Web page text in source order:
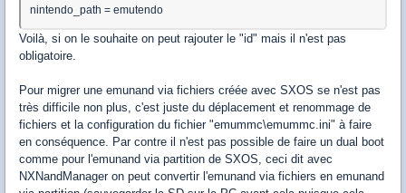
nintendo_path = emutendo
Voilà, si on le souhaite on peut rajouter le "id" mais il n'est pas
obligatoire.
Pour migrer une emunand via fichiers créée avec SXOS se n'est pas
très difficile non plus, c'est juste du déplacement et renommage de
fichiers et la configuration du fichier "emummc\emummc.ini" à faire
en conséquence. Par contre il n'est pas possible de faire un dual boot
comme pour l'emunand via partition de SXOS, ceci dit avec
NXNandManager on peut convertir l'emunand via fichiers en emunand